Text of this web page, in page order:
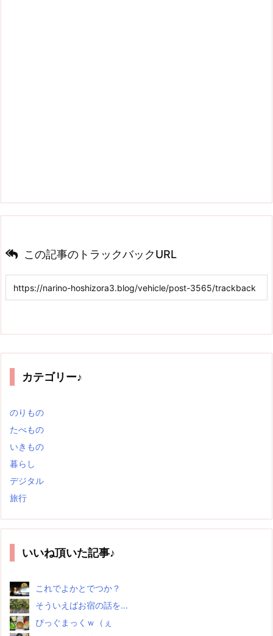
この記事のトラックバックURL
カテゴリー♪
のりもの
たべもの
いきもの
暮らし
デジタル
旅行
いいね頂いた記事♪
これでよかとでつか？
そういえばお宿の話を...
ぴっぐまっくｗ（ぇ